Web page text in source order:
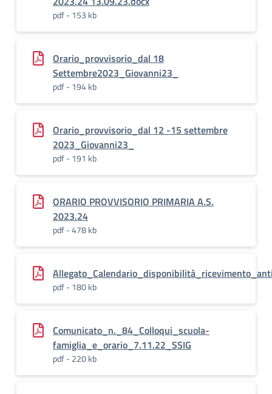
pdf - 153 kb
Orario_provvisorio_dal 18
Settembre2023_Giovanni23_
pdf - 194 kb
Orario_provvisorio_dal 12 -15 settembre
2023_Giovanni23_
pdf - 191 kb
ORARIO PROVVISORIO PRIMARIA A.S.
2023.24
pdf - 478 kb
pdf - 180 kb
Comunicato_n._84_Colloqui_scuola-
famiglia_e_orario_7.11.22_SSIG
pdf - 220 kb